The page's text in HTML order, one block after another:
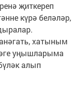
җиткереп
күрә беләләр,
хатыным
уңышларыма
алып